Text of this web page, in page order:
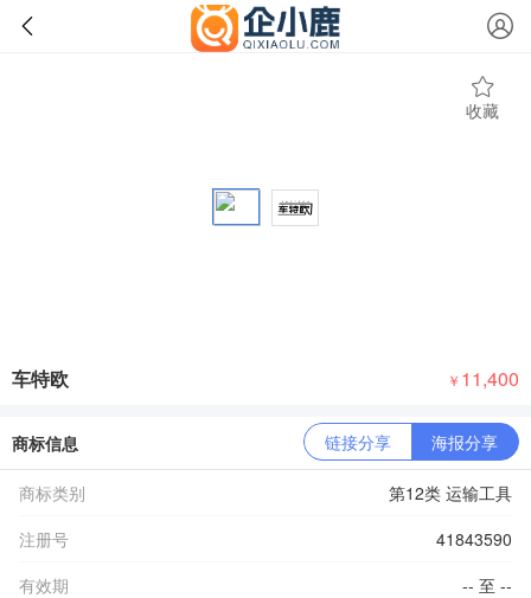
收藏
车特欧 ￥ 11,400
商标信息 链接分享 海报分享
商标类别
第12类 运输工具
注册号
41843590
有效期
-- 至 --